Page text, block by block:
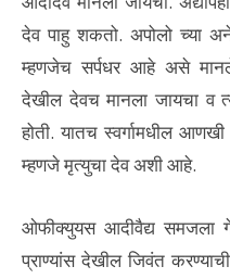
देव पाहु शकतो. अपोलो च्या
म्हणजेच सर्पधर आहे असे
देखील देवच मानला जायचा व
होती. यातच स्वर्गामधील
म्हणजे मृत्युचा देव अशी आहे.
ओफीक्युयस आदीवैद्य समजला
प्राण्यांस देखील जिवंत